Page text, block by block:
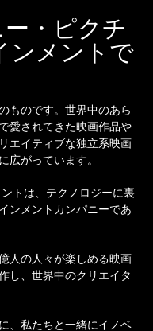
・ピクチ
ンメントで
ものです。世界中のあら
愛されてきた映画作品や
エイティブな独立系映画
広がっています。
トは、テクノロジーに裏
ンメントカンパニーであ
人の人々が楽しめる映画
し、世界中のクリエイタ
、私たちと一緒にイノベ